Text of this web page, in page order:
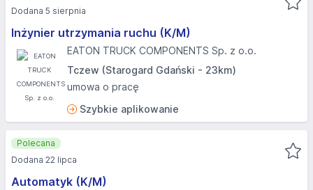
Inżynier utrzymania ruchu (K/M)
EATON TRUCK COMPONENTS Sp. z o.o.
Tczew (Starogard Gdański - 23km)
umowa o pracę
Szybkie aplikowanie
Dodana 5 sierpnia
Automatyk (K/M)
Polecana
Dodana 22 lipca